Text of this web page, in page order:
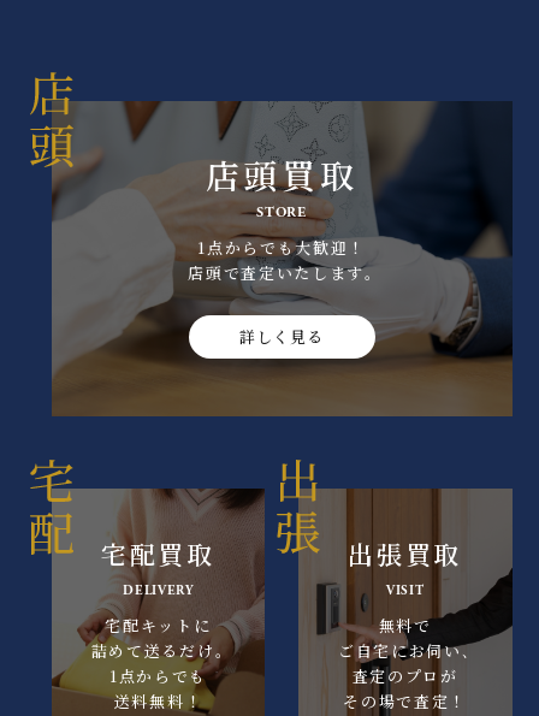
店頭買取
STORE
1点からでも大歓迎！
店頭で査定いたします｡
詳しく見る
宅配買取
DELIVERY
宅配キットに
詰めて送るだけ｡
1点からでも
送料無料！
出張買取
VISIT
無料で
ご自宅にお伺い､
査定のプロが
その場で査定！